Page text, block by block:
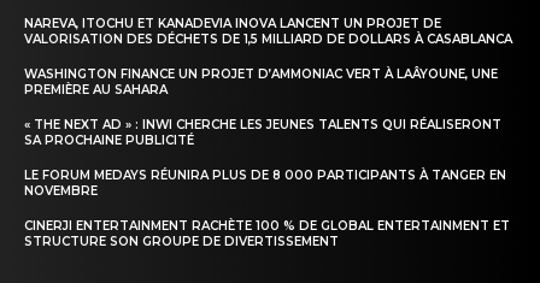
NAREVA, ITOCHU ET KANADEVIA INOVA LANCENT UN PROJET DE
VALORISATION DES DÉCHETS DE 1,5 MILLIARD DE DOLLARS À CASABLANCA
WASHINGTON FINANCE UN PROJET D’AMMONIAC VERT À LAÂYOUNE, UNE
PREMIÈRE AU SAHARA
« THE NEXT AD » : INWI CHERCHE LES JEUNES TALENTS QUI RÉALISERONT
SA PROCHAINE PUBLICITÉ
LE FORUM MEDAYS RÉUNIRA PLUS DE 8 000 PARTICIPANTS À TANGER EN
NOVEMBRE
CINERJI ENTERTAINMENT RACHÈTE 100 % DE GLOBAL ENTERTAINMENT ET
STRUCTURE SON GROUPE DE DIVERTISSEMENT